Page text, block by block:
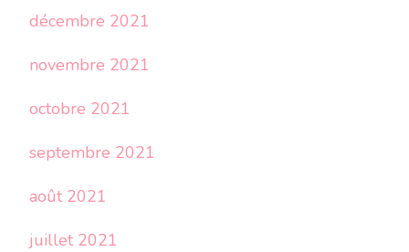
décembre 2021
novembre 2021
octobre 2021
septembre 2021
août 2021
juillet 2021